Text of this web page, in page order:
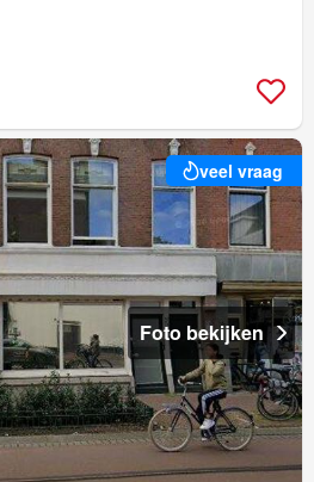
veel vraag
Foto bekijken